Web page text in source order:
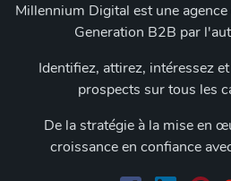
Millennium Digital est une
Generation B2B par
Identifiez, attirez, intéressez
prospects sur tous les
De la stratégie à la mise en
croissance en confiance